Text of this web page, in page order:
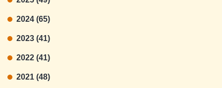
2024 (65)
2023 (41)
2022 (41)
2021 (48)